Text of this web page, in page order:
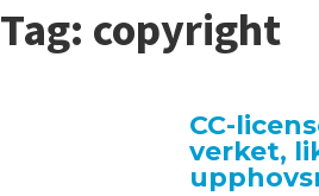
Nyheter
Nyheter
Tag: copyright
CC-
verket,